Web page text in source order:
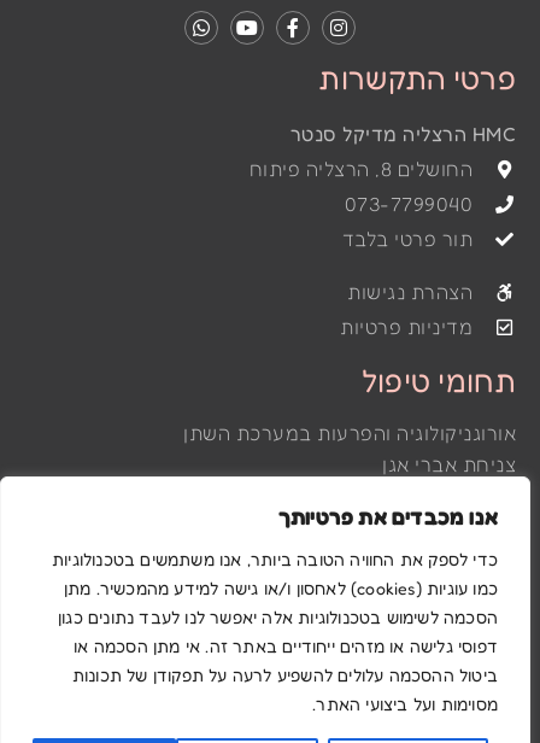
אנו מכבדים את פרטיותך
כדי לספק את החוויה הטובה ביותר, אנו משתמשים בטכנולוגיות
כמו עוגיות (cookies) לאחסון ו/או גישה למידע מהמכשיר. מתן
הסכמה לשימוש בטכנולוגיות אלה יאפשר לנו לעבד נתונים כגון
דפוסי גלישה או מזהים ייחודיים באתר זה. אי מתן הסכמה או
ביטול ההסכמה עלולים להשפיע לרעה על תפקודן של תכונות
מסוימות ועל ביצועי האתר.
תחומי טיפול
אורוגניקולוגיה והפרעות במערכת השתן
צניחת אברי אגן
הפרעות של רצפת האגן
פלסטיקה ואסתטיקה וגינלית
לייזר גינקולוגי
פרטי התקשרות
HMC הרצליה מדיקל סנטר
החושלים 8, הרצליה פיתוח
073-7799040
תור פרטי בלבד
הצהרת נגישות
מדיניות פרטיות
©2022 All rights reserved
Powered & Designed by Medical Online